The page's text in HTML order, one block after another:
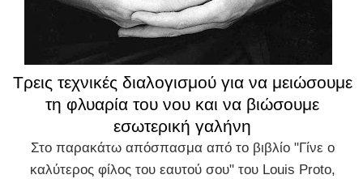
Τρεις τεχνικές διαλογισμού για να μειώσουμε
τη φλυαρία του νου και να βιώσουμε
εσωτερική γαλήνη
Στο παρακάτω απόσπασμα από το βιβλίο "Γίνε ο
καλύτερος φίλος του εαυτού σου" του Louis Proto,